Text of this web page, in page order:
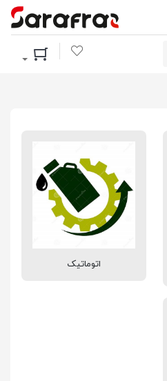
لیست مورد علاقه
سبد خرید
اتوماتیک